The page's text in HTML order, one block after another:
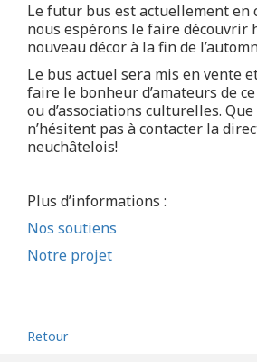
Le futur bus est actuellement en
nous espérons le faire découvrir
nouveau décor à la fin de
Le bus actuel sera mis en vente
faire le bonheur d’amateurs de
ou d’associations culturelles.
n’hésitent pas à contacter la
neuchâtelois!
Plus d’informations :
Nos soutiens
Notre projet
Retour